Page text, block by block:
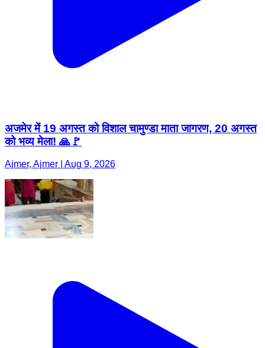
अजमेर में 19 अगस्त को विशाल चामुण्डा माता जागरण, 20 अगस्त
को भव्य मेला! 🙏🚩
Ajmer, Ajmer | Aug 9, 2026